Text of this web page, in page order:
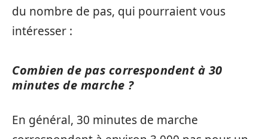
du nombre de pas, qui pourraient vous
intéresser :
Combien de pas correspondent à 30
minutes de marche ?
En général, 30 minutes de marche